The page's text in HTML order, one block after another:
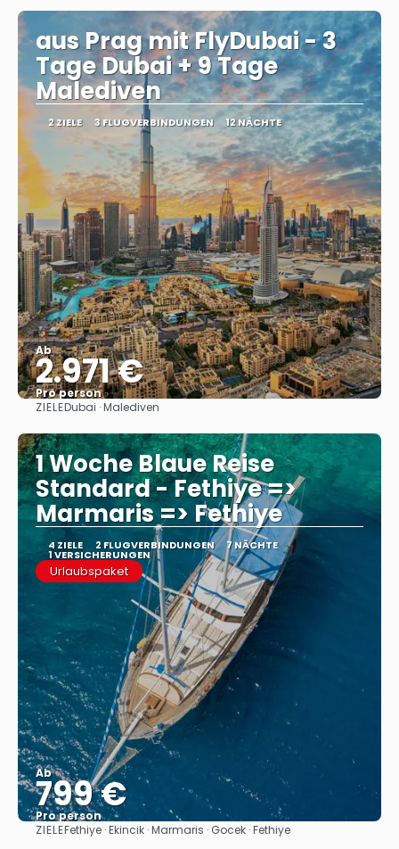
aus Prag mit FlyDubai - 3
Tage Dubai + 9 Tage
Malediven
2 ZIELE 3 FLUGVERBINDUNGEN 12 NÄCHTE
Ab
2.971 €
Pro person
ZIELEDubai · Malediven
1 Woche Blaue Reise
Standard - Fethiye =>
Marmaris => Fethiye
4 ZIELE 2 FLUGVERBINDUNGEN 7 NÄCHTE
1 VERSICHERUNGEN
Urlaubspaket
Ab
799 €
Pro person
Sehen
ZIELEFethiye · Ekincik · Marmaris · Gocek · Fethiye